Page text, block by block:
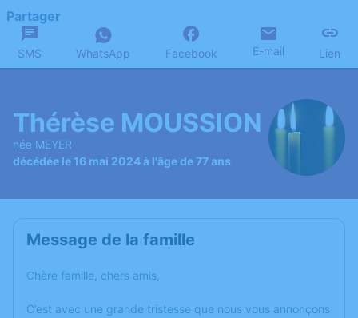
Partager
SMS WhatsApp Facebook E-mail Lien
Thérèse MOUSSION
née MEYER
décédée le 16 mai 2024 à l'âge de 77 ans
Message de la famille
Chère famille, chers amis,
C’est avec une grande tristesse que nous vous annonçons